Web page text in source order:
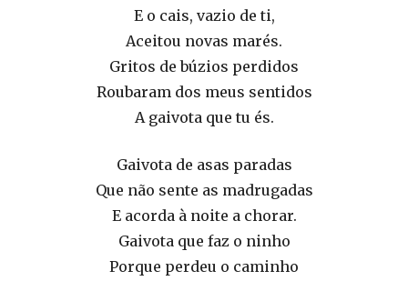
E o cais, vazio de ti,
Aceitou novas marés.
Gritos de búzios perdidos
Roubaram dos meus sentidos
A gaivota que tu és.
Gaivota de asas paradas
Que não sente as madrugadas
E acorda à noite a chorar.
Gaivota que faz o ninho
Porque perdeu o caminho